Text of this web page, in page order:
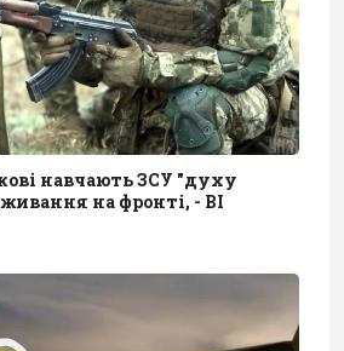
навчають ЗСУ "духу
на фронті, - BI